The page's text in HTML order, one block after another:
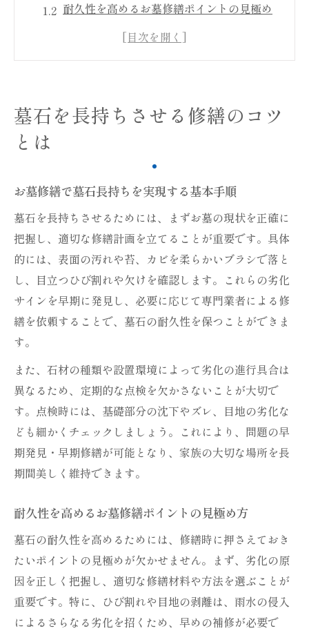
耐久性を高めるお墓修繕ポイントの見極め
イミング
お墓の修繕が耐久性に影響する理由
墓石修繕が耐用年数と耐久性に与える影響
お墓の劣化防止に修繕が欠かせない理由と
は
減価償却を考慮したお墓修繕の重要ポイン
ト
墓石種類ごとに異なる修繕の効果と長持ち
度
墓石長持ちを目指すメンテナンス実践法
お墓修繕と定期メンテナンスの効果的組み
合わせ
墓石長持ちのための日常点検とお手入れ術
耐用年数を意識した墓石メンテナンスの工
夫
び方
劣化を防ぐためのお墓修繕ポイント
墓石劣化の原因とお墓修繕での対策法
修繕時に押さえたい劣化防止の基礎知識
墓石を長持ちさせる修繕のコツ
とは
お墓修繕で墓石長持ちを実現する基本手順
墓石を長持ちさせるためには、まずお墓の現状を正確に
把握し、適切な修繕計画を立てることが重要です。具体
的には、表面の汚れや苔、カビを柔らかいブラシで落と
し、目立つひび割れや欠けを確認します。これらの劣化
サインを早期に発見し、必要に応じて専門業者による修
繕を依頼することで、墓石の耐久性を保つことができま
す。
また、石材の種類や設置環境によって劣化の進行具合は
異なるため、定期的な点検を欠かさないことが大切で
す。点検時には、基礎部分の沈下やズレ、目地の劣化な
ども細かくチェックしましょう。これにより、問題の早
期発見・早期修繕が可能となり、家族の大切な場所を長
期間美しく維持できます。
耐久性を高めるお墓修繕ポイントの見極め方
墓石の耐久性を高めるためには、修繕時に押さえておき
たいポイントの見極めが欠かせません。まず、劣化の原
因を正しく把握し、適切な修繕材料や方法を選ぶことが
重要です。特に、ひび割れや目地の剥離は、雨水の侵入
によるさらなる劣化を招くため、早めの補修が必要で